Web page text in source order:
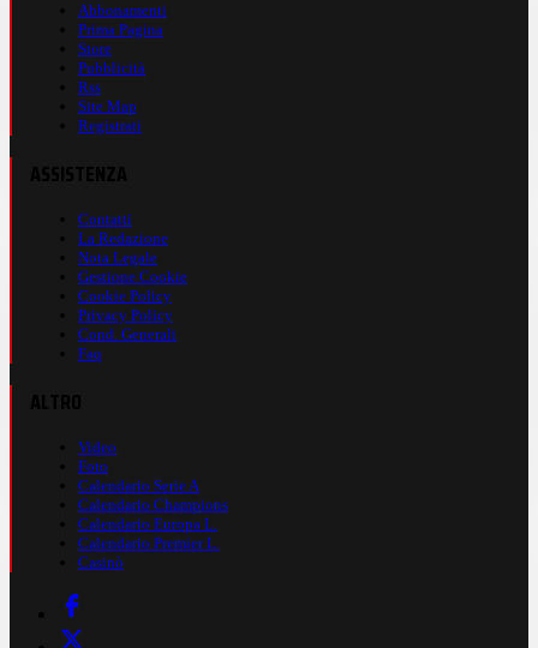
Abbonamenti
Prima Pagina
Store
Pubblicità
Rss
Site Map
Registrati
Contatti
La Redazione
Nota Legale
Gestione Cookie
Cookie Policy
Privacy Policy
Cond. Generali
Faq
Video
Foto
Calendario Serie A
Calendario Champions
Calendario Europa L.
Calendario Premier L.
Casinò